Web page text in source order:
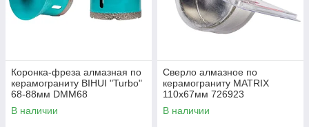
Коронка-фреза алмазная по
керамограниту BIHUI "Turbo"
68-88мм DMM68
В наличии
Сверло алмазное по
керамограниту MATRIX
110х67мм 726923
В наличии